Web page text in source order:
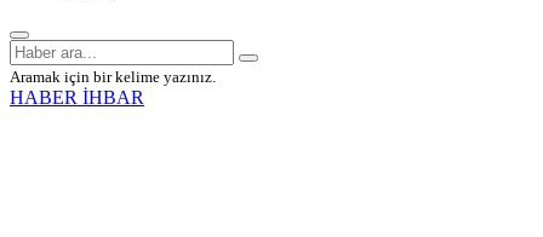
Aramak için bir kelime yazınız.
HABER İHBAR